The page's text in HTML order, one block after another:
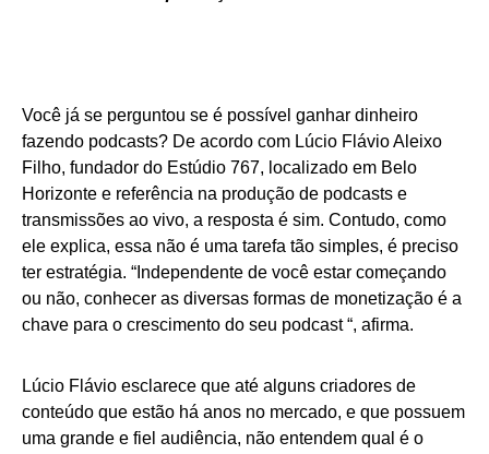
Você já se perguntou se é possível ganhar dinheiro
fazendo podcasts? De acordo com Lúcio Flávio Aleixo
Filho, fundador do Estúdio 767, localizado em Belo
Horizonte e referência na produção de podcasts e
transmissões ao vivo, a resposta é sim. Contudo, como
ele explica, essa não é uma tarefa tão simples, é preciso
ter estratégia. “Independente de você estar começando
ou não, conhecer as diversas formas de monetização é a
chave para o crescimento do seu podcast “, afirma.
Lúcio Flávio esclarece que até alguns criadores de
conteúdo que estão há anos no mercado, e que possuem
uma grande e fiel audiência, não entendem qual é o